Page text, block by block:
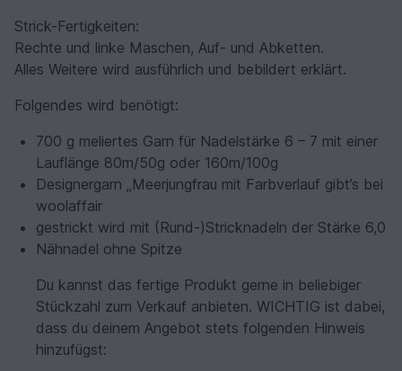
Strick-Fertigkeiten:
Rechte und linke Maschen, Auf- und Abketten.
Alles Weitere wird ausführlich und bebildert erklärt.
Folgendes wird benötigt:
700 g meliertes Garn für Nadelstärke 6 – 7 mit einer
Lauflänge 80m/50g oder 160m/100g
Designergarn „Meerjungfrau mit Farbverlauf gibt’s bei
woolaffair
gestrickt wird mit (Rund-)Stricknadeln der Stärke 6,0
Nähnadel ohne Spitze
Du kannst das fertige Produkt gerne in beliebiger
Stückzahl zum Verkauf anbieten. WICHTIG ist dabei,
dass du deinem Angebot stets folgenden Hinweis
hinzufügst: